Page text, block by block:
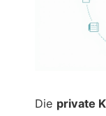
Die private